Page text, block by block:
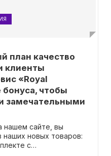
план качество
клиенты
«Royal
бонуса, чтобы
замечательными
нашем сайте, вы
новых товаров:
с